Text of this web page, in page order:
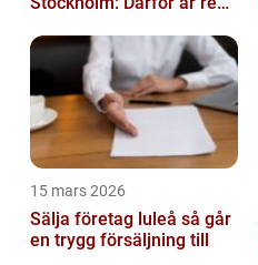
investering
15 mars 2026
Sälja företag luleå så går
en trygg försäljning till